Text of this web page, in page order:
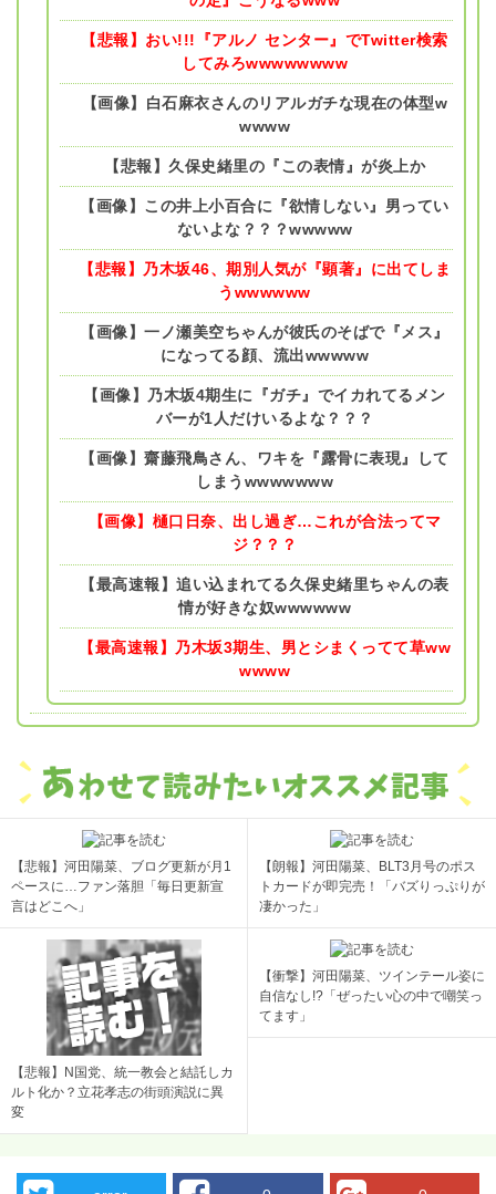
【悲報】おい!!!『アルノ センター』でTwitter検索
してみろwwwwwwww
【画像】白石麻衣さんのリアルガチな現在の体型w
wwww
【悲報】久保史緒里の『この表情』が炎上か
【画像】この井上小百合に『欲情しない』男ってい
ないよな？？？wwwww
【悲報】乃木坂46、期別人気が『顕著』に出てしま
うwwwwww
【画像】一ノ瀬美空ちゃんが彼氏のそばで『メス』
になってる顔、流出wwwww
【画像】乃木坂4期生に『ガチ』でイカれてるメン
バーが1人だけいるよな？？？
【画像】齋藤飛鳥さん、ワキを『露骨に表現』して
しまうwwwwwww
【画像】樋口日奈、出し過ぎ…これが合法ってマ
ジ？？？
【最高速報】追い込まれてる久保史緒里ちゃんの表
情が好きな奴wwwwww
【最高速報】乃木坂3期生、男とシまくってて草ww
wwww
【悲報】河田陽菜、ブログ更新が月1
ペースに…ファン落胆「毎日更新宣
言はどこへ」
【朗報】河田陽菜、BLT3月号のポス
トカードが即完売！「バズりっぷりが
凄かった」
【悲報】N国党、統一教会と結託しカ
ルト化か？立花孝志の街頭演説に異
変
【衝撃】河田陽菜、ツインテール姿に
自信なし!?「ぜったい心の中で嘲笑っ
てます」